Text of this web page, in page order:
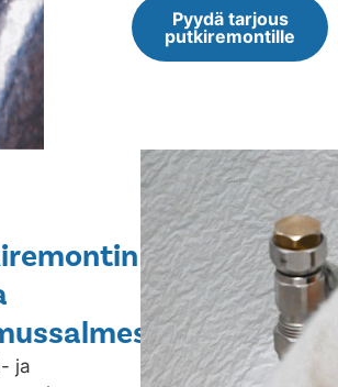
Pyydä tarjous
putkiremontille
ja